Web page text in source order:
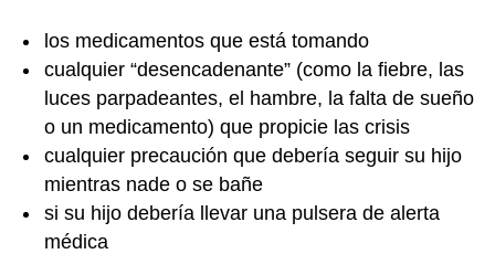
los medicamentos que está tomando
cualquier “desencadenante” (como la fiebre, las
luces parpadeantes, el hambre, la falta de sueño
o un medicamento) que propicie las crisis
cualquier precaución que debería seguir su hijo
mientras nade o se bañe
si su hijo debería llevar una pulsera de alerta
médica